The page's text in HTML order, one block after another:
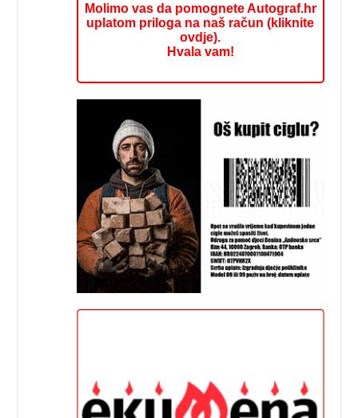
Molimo vas da pomognete Autograf.hr
uplatom priloga na naš račun (kliknite
ovdje).
Hvala vam!